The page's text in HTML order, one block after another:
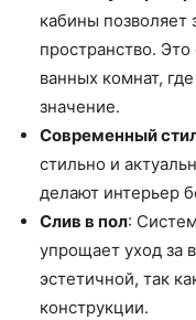
кабины позволяет
пространство.
ванных комнат,
значение.
Современный
стильно и
делают интерьер
Слив в пол:
упрощает уход за
эстетичной, так
конструкции.